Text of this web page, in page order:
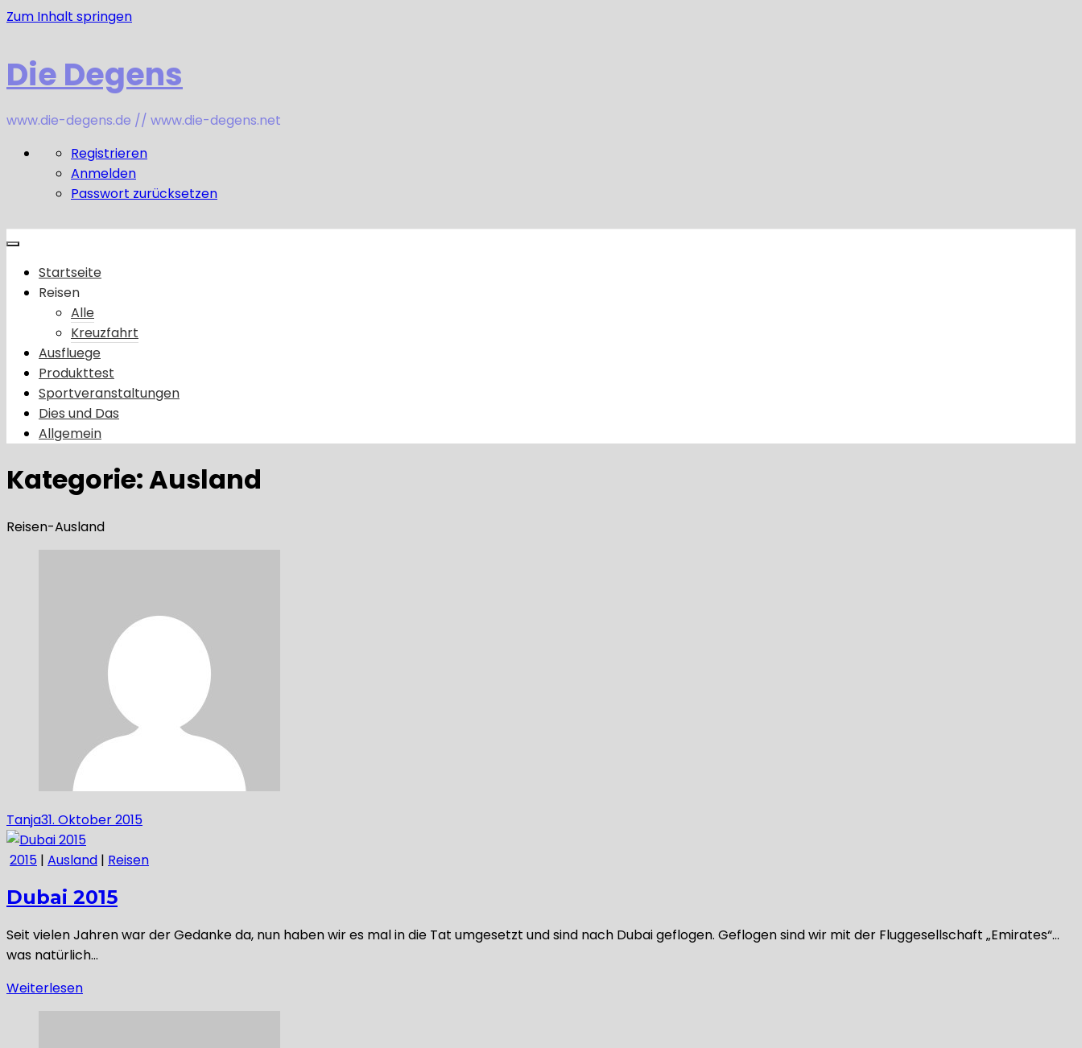
Zum Inhalt springen
Die Degens
www.die-degens.de // www.die-degens.net
Registrieren
Anmelden
Passwort zurücksetzen
Startseite
Reisen
Alle
Kreuzfahrt
Ausfluege
Produkttest
Sportveranstaltungen
Dies und Das
Allgemein
Kategorie:Ausland
Reisen-Ausland
Tanja31. Oktober 2015
2015 | Ausland | Reisen
Dubai 2015
Seit vielen Jahren war der Gedanke da, nun haben wir es mal in die Tat umgesetzt und sind nach Dubai geflogen. Geflogen sind wir mit der Fluggesellschaft „Emirates“…
was natürlich…
Weiterlesen